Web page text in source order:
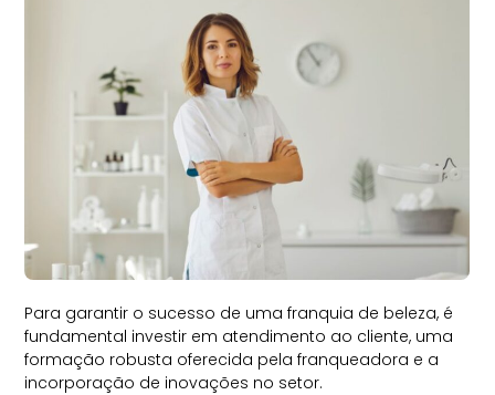
Para garantir o sucesso de uma franquia de beleza, é
fundamental investir em atendimento ao cliente, uma
formação robusta oferecida pela franqueadora e a
incorporação de inovações no setor.